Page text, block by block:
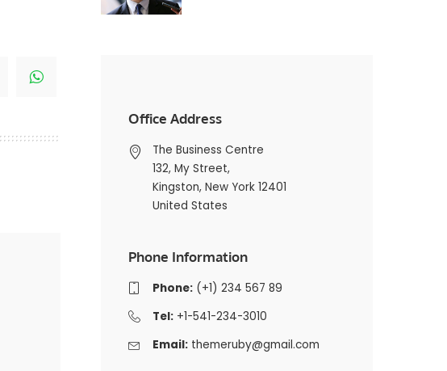
Office Address
The Business Centre
132, My Street,
Kingston, New York 12401
United States
Phone Information
Phone:(+1) 234 567 89
Tel:+1-541-234-3010
Email: themeruby@gmail.com